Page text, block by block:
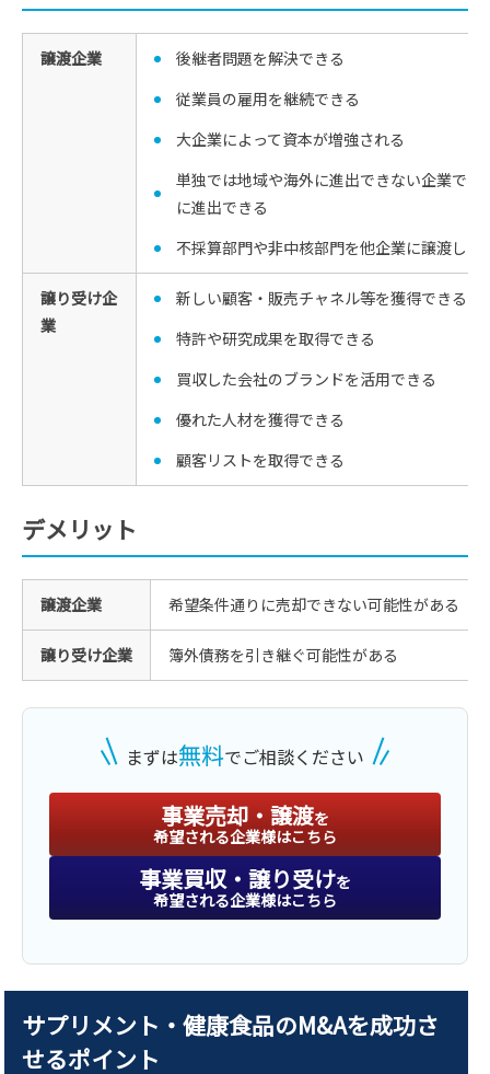
譲渡企業
後継者問題を解決できる
従業員の雇用を継続できる
大企業によって資本が増強される
単独では地域や海外に進出できない企業で
に進出できる
不採算部門や非中核部門を他企業に譲渡し
譲り受け企
業
新しい顧客・販売チャネル等を獲得できる
特許や研究成果を取得できる
買収した会社のブランドを活用できる
優れた人材を獲得できる
顧客リストを取得できる
デメリット
譲渡企業 希望条件通りに売却できない可能性がある
譲り受け企業 簿外債務を引き継ぐ可能性がある
まずは無料でご相談ください
事業売却・譲渡を
希望される企業様はこちら
事業買収・譲り受けを
希望される企業様はこちら
サプリメント・健康食品のM&Aを成功さ
せるポイント